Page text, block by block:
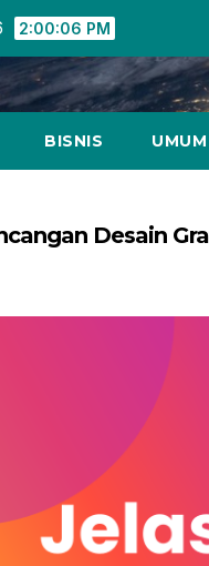
2:00:07 PM
BISNIS UMUM
Desain